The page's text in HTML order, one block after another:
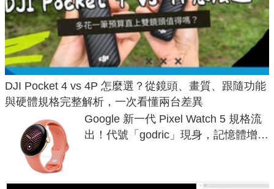
DJI Pocket 4 vs 4P 怎麼選？從鏡頭、畫質、跟隨功能
與硬體規格完整解析，一次看懂兩台差異
Google 新一代 Pixel Watch 5 規格流
出！代號「godric」現身，記憶體增強